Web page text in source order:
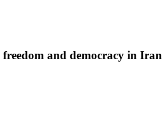
freedom and democracy in Iran